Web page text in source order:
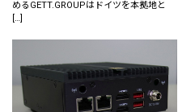
めるGETT.GROUPはドイツを本拠地と
[…]